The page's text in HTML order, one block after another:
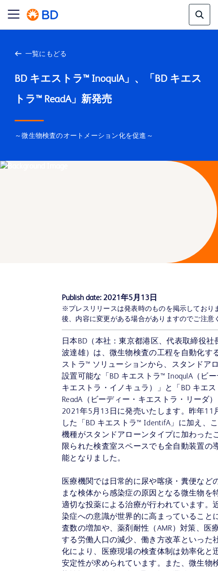
一覧にもどる
BD キエストラ™ InoqulA」、「BD キエス
～微生物検査のオートメーション化を促進～
Publish date: 2021年5月13日
※プレスリリースは発表時のものを掲示しており
後、内容に変更がある場合がありますのでご注意
日本BD（本社：東京都港区、代表取締役社
波達雄）は、微生物検査の工程を自動化す
ストラ™ ソリューションから、スタンドア
設置可能な「BD キエストラ™ InoqulA（ビ
キエストラ・イノキュラ）」と「BD キエ
ReadA（ビーディー・キエストラ・リーダ
2021年5月13日に発売いたします。昨年11
した「BD キエストラ™ IdentifA」に加え、
機種がスタンドアローンタイプに加わった
限られた検査室スペースでも全自動装置の
能となりました。
医療機関では日常的に尿や喀痰・糞便など
まな検体から感染症の原因となる微生物を
適切な投薬による治療が行われています。
染症への意識が世界的に高まっていること
査数の増加や、薬剤耐性（AMR）対策、医
する労働人口の減少、働き方改革といった
化により、医療現場の検査体制は効率化と
安定性が求められています。また、微生物